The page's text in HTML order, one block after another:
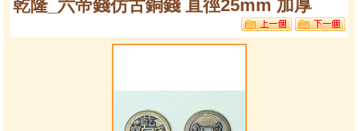
乾隆_六帝錢仿古銅錢 直徑25mm 加厚